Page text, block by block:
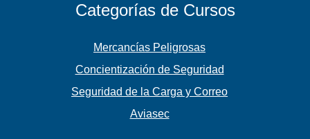
Categorías de Cursos
Mercancías Peligrosas
Concientización de Seguridad
Seguridad de la Carga y Correo
Aviasec